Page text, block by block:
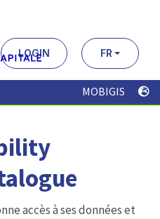
LOGIN FR
MOBIGIS
accès à ses données et